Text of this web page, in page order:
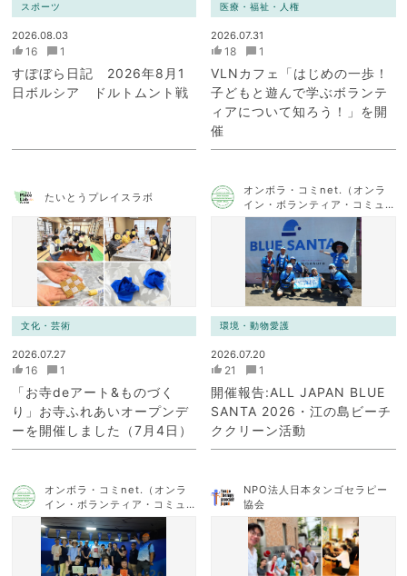
スポーツ
2026.08.03
16 1
すぽぼら日記 2026年8月1
日ボルシア ドルトムント戦
医療・福祉・人権
2026.07.31
18 1
VLNカフェ「はじめの一歩！
子どもと遊んで学ぶボランテ
ィアについて知ろう！」を開
催
たいとうプレイスラボ
文化・芸術
2026.07.27
16 1
「お寺deアート&ものづく
り」お寺ふれあいオープンデ
ーを開催しました（7月4日）
オンボラ・コミnet.（オンラ
イン・ボランティア・コミュ
ニケーション・ネットワー
環境・動物愛護
2026.07.20
21 1
開催報告:ALL JAPAN BLUE
SANTA 2026・江の島ビーチ
ククリーン活動
オンボラ・コミnet.（オンラ
イン・ボランティア・コミュ
ニケーション・ネットワー
ク）
NPO法人日本タンゴセラピー
協会